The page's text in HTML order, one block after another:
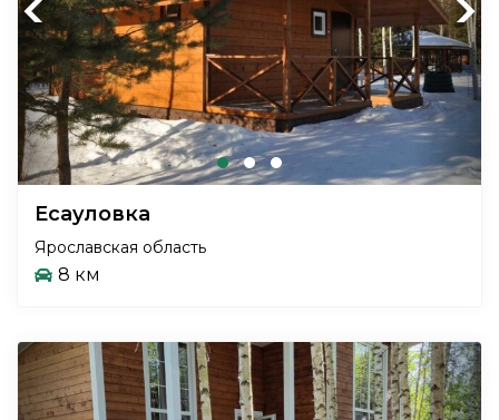
Previous Next
Есауловка
Ярославская область
8 км